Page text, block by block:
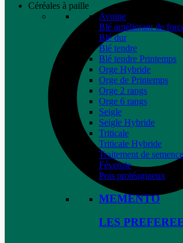
Céréales à paille
Avoine
Blé améliorant de
Blé dur
Blé tendre
Blé tendre Printemps
Orge Hybride
Orge de Printemps
Orge 2 rangs
Orge 6 rangs
Seigle
Seigle Hybride
Triticale
Triticale Hybride
Traitement de
Féverole
Pois protéagineux
MEMENTO
LES